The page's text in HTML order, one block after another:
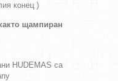
конец )
щампиран
HUDEMAS са